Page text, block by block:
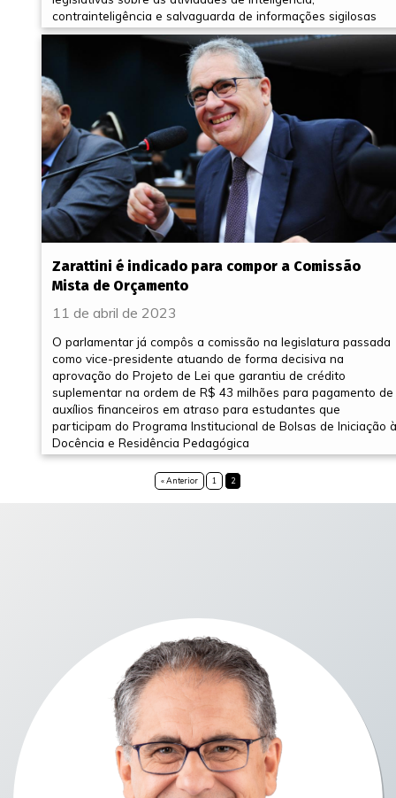
contrainteligência e salvaguarda de informações sigilosas
Zarattini é indicado para compor a Comissão
Mista de Orçamento
11 de abril de 2023
O parlamentar já compôs a comissão na legislatura passada
como vice-presidente atuando de forma decisiva na
aprovação do Projeto de Lei que garantiu de crédito
suplementar na ordem de R$ 43 milhões para pagamento de
auxílios financeiros em atraso para estudantes que
participam do Programa Institucional de Bolsas de Iniciação à
Docência e Residência Pedagógica
« Anterior 1 2